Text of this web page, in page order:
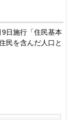
日施行「住民基本
民を含んだ人口と